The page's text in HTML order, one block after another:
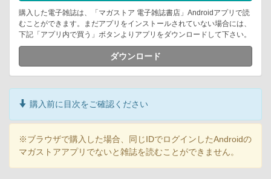
購入した電子雑誌は、「マガストア 電子雑誌書店」Androidアプリで読
むことができます。まだアプリをインストールされていない場合には、
下記「アプリ内で買う」ボタンよりアプリをダウンロードして下さい。
ダウンロード
購入前に目次をご確認ください
※ブラウザで購入した場合、同じIDでログインしたAndroidの
マガストアアプリでないと雑誌を読むことができません。